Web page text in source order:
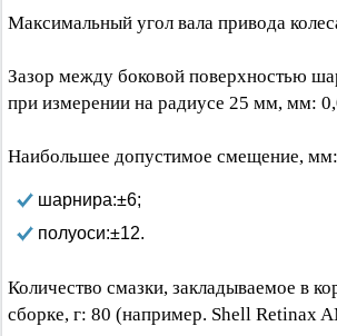
Максимальный угол вала привода
Зазор между боковой поверхностью
при измерении на радиусе 25 мм, мм:
Наибольшее допустимое смещение, мм:
шарнира:±6;
полуоси:±12.
Количество смазки, закладываемое в
сборке, г: 80 (например. Shell Retinax